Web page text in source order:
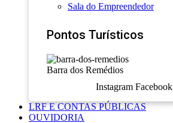
Sala do Empreendedor
Pontos Turísticos
Barra dos Remédios
Instagram Facebook
LRF E CONTAS PÚBLICAS
OUVIDORIA